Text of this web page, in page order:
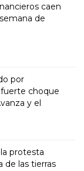
caen
de
por
choque
y el
protesta
de las tierras